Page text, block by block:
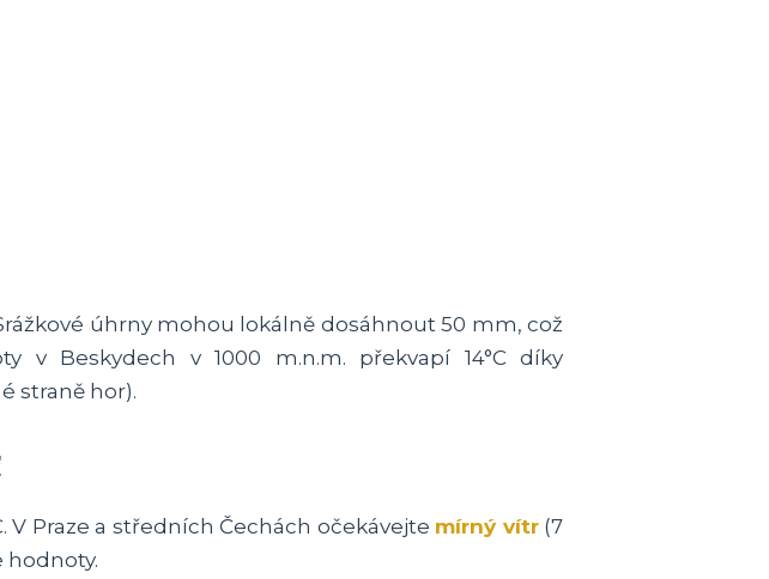
úhrny mohou lokálně dosáhnout 50 mm, což
v Beskydech v 1000 m.n.m. překvapí 14°C díky
straně hor).
V Praze a středních Čechách očekávejte mírný vítr(7
hodnoty.